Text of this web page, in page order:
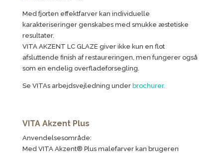
Med fjorten effektfarver kan individuelle
karakteriseringer genskabes med smukke æstetiske
resultater.
VITA AKZENT LC GLAZE giver ikke kun en flot
afsluttende finish af restaureringen, men fungerer også
som en endelig overfladeforsegling.
Se VITAs arbejdsvejledning under brochurer.
VITA Akzent Plus
Anvendelsesområde:
Med VITA Akzent® Plus malefarver kan brugeren